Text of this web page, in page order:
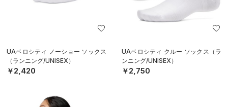
UAベロシティ ノーショー ソックス
（ランニング/UNISEX）
￥2,420
UAベロシティ クルー ソックス（ラ
ンニング/UNISEX）
￥2,750